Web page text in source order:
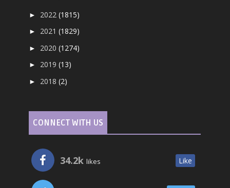
► 2022(1815)
► 2021(1829)
► 2020(1274)
► 2019(13)
► 2018(2)
CONNECT WITH US
34.2k likes Like